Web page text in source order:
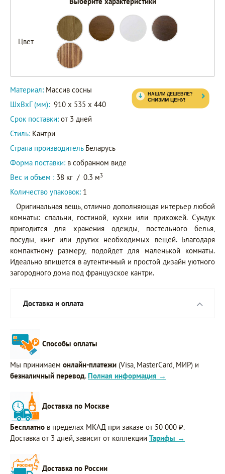
Цвет
Материал: Массив сосны
ШxВxГ (мм): 910 x 535 x 440
Срок поставки: от 3 дней
Стиль: Кантри
Страна производитель Беларусь
Форма поставки: в собранном виде
Вес и объем : 38 кг / 0.3 м3
Количество упаковок: 1
Оригинальная вещь, отлично дополняющая интерьер любой
комнаты: спальни, гостиной, кухни или прихожей. Сундук
пригодится для хранения одежды, постельного белья,
посуды, книг или других необходимых вещей. Благодаря
компактному размеру, подойдет для маленькой комнаты.
Идеально впишется в аутентичный и простой дизайн уютного
загородного дома под французское кантри.
Доставка и оплата
Способы оплаты
Мы принимаем онлайн-платежи (Visa, MasterCard, МИР) и
безналичный перевод. Полная информация →
Доставка по Москве
Бесплатно в пределах МКАД при заказе от 50 000 ₽.
Доставка от 3 дней, зависит от коллекции Тарифы →
Доставка по России